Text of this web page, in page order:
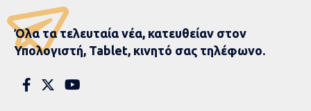
Όλα τα τελευταία νέα, κατευθείαν στον
Υπολογιστή, Tablet, κινητό σας τηλέφωνο.